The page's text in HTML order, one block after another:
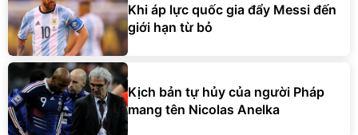
Khi áp lực quốc gia đẩy Messi đến
giới hạn từ bỏ
Kịch bản tự hủy của người Pháp
mang tên Nicolas Anelka